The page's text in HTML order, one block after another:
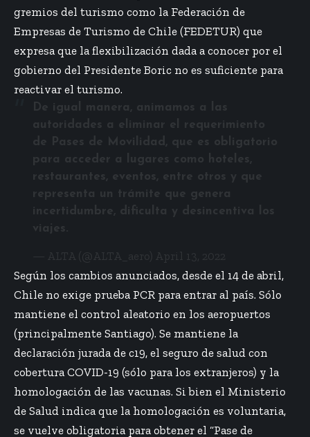
gremios del turismo como la Federación de
Empresas de Turismo de Chile (FEDETUR) que
expresa que la flexibilización dada a conocer por el
gobierno del Presidente Boric no es suficiente para
reactivar el turismo.
Según los cambios anunciados, desde el 14 de abril,
Chile no exige prueba PCR para entrar al país. Sólo
mantiene el control aleatorio en los aeropuertos
(principalmente Santiago). Se mantiene la
declaración jurada de c19, el seguro de salud con
cobertura COVID-19 (sólo para los extranjeros) y la
homologación de las vacunas. Si bien el Ministerio
de Salud indica que la homologación es voluntaria,
se vuelve obligatoria para obtener el “Pase de